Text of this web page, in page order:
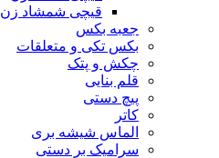
قیچی شمشاد زن
جعبه بکس
بکس تکی و متعلقات
چکش و پتک
قلم بنایی
پیچ دستی
کاتر
الماس شیشه بری
سرامیک بر دستی